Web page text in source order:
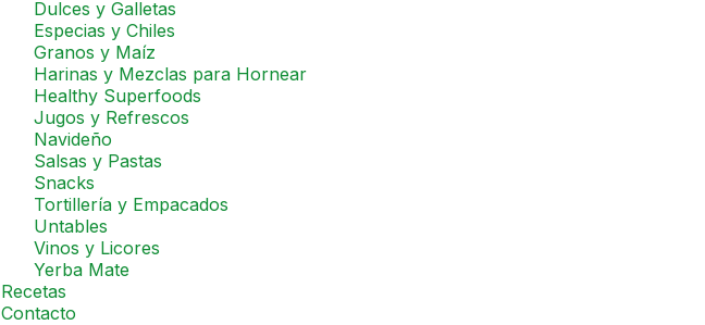
Dulces y Galletas
Especias y Chiles
Granos y Maíz
Harinas y Mezclas para Hornear
Healthy Superfoods
Jugos y Refrescos
Navideño
Salsas y Pastas
Snacks
Tortillería y Empacados
Untables
Vinos y Licores
Yerba Mate
Recetas
Contacto